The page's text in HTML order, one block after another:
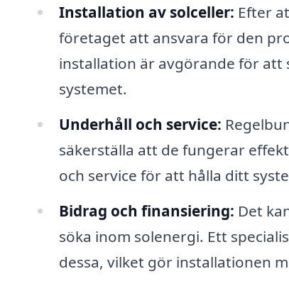
Installation av solceller: Efter
företaget att ansvara för den
installation är avgörande för att
systemet.
Underhåll och service:
säkerställa att de fungerar
och service för att hålla ditt
Bidrag och finansiering: Det
söka inom solenergi. Ett
dessa, vilket gör installationen